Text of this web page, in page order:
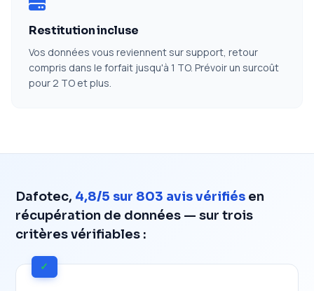
Restitution incluse
Vos données vous reviennent sur support, retour
compris dans le forfait jusqu'à 1 TO. Prévoir un surcoût
pour 2 TO et plus.
Dafotec, 4,8/5 sur 803 avis vérifiés en
récupération de données — sur trois
critères vérifiables :
✓